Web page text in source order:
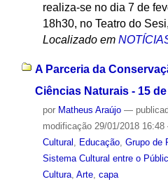
realiza-se no dia 7 de
18h30, no Teatro do
Localizado em
A Parceria da
Ciências Naturais - 15
por Matheus Araújo —
modificação29/01/2018 16:48
Cultural , Educação, Grupo de
Sistema Cultural entre o
Cultura, Arte, capa